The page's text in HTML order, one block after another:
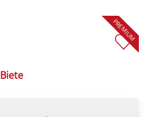
Biete